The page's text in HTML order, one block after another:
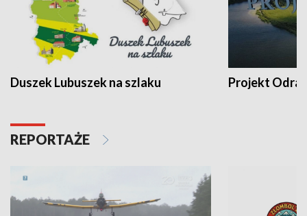
Duszek Lubuszek na szlaku Projekt Odra
REPORTAŻE